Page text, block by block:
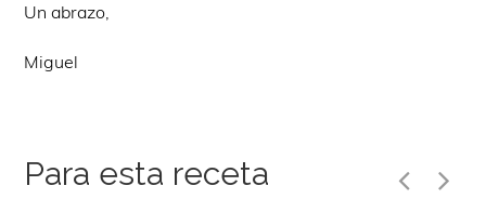
Un abrazo,
Miguel
Para esta receta